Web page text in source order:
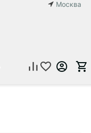
Москва